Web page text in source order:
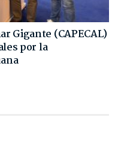
Gigante (CAPECAL)
por la